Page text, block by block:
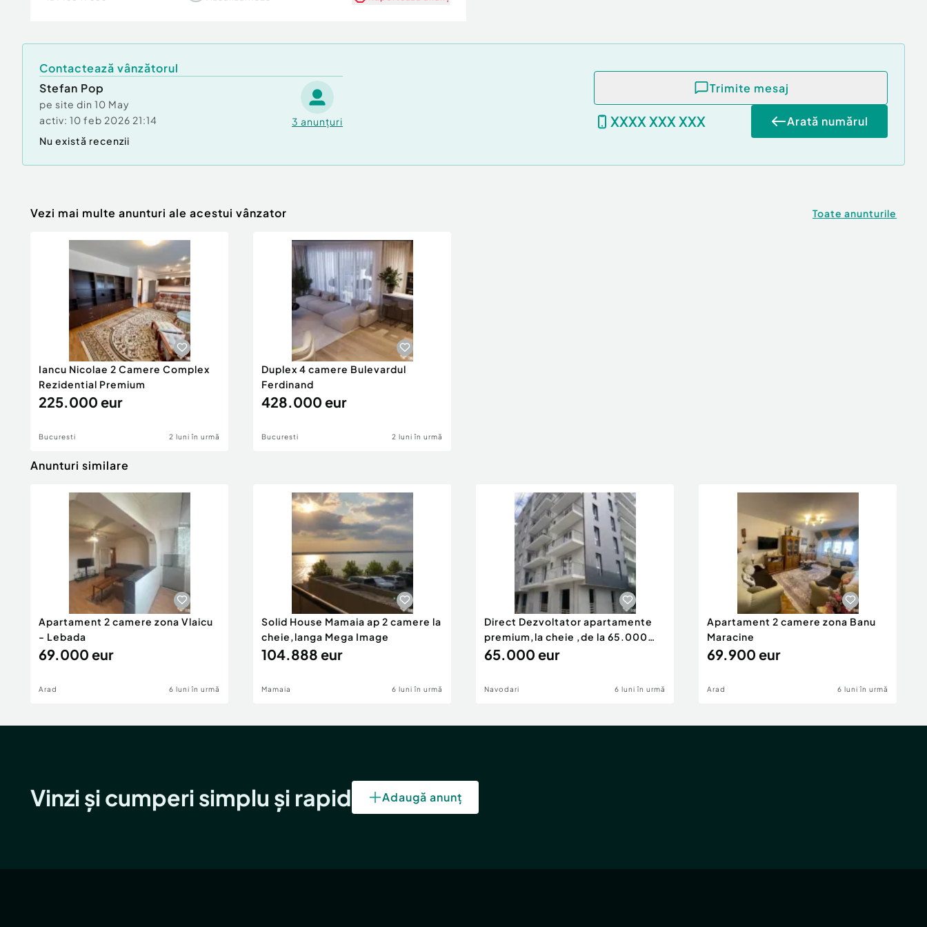
Posibilitate parcare: Da
Contactează vânzătorul
Stefan Pop
pe site din 10 May
activ: 10 feb 2026 21:14 3 anunțuri
Nu există recenzii
Trimite mesaj
XXXX XXX XXX Arată numărul
Vezi mai multe anunturi ale acestui vânzator Toate anunturile
Iancu Nicolae 2 Camere Complex
Rezidential Premium
225.000 eur
Bucuresti 2 luni în urmă
Duplex 4 camere Bulevardul
Ferdinand
428.000 eur
Bucuresti 2 luni în urmă
Anunturi similare
Apartament 2 camere zona Vlaicu
- Lebada
69.000 eur
Arad 6 luni în urmă
Solid House Mamaia ap 2 camere la
cheie,langa Mega Image
104.888 eur
Mamaia 6 luni în urmă
Direct Dezvoltator apartamente
premium,la cheie ,de la 65.000
eur
65.000 eur
Navodari 6 luni în urmă
Apartament 2 camere zona Banu
Maracine
69.900 eur
Arad 6 luni în urmă
Vinzi și cumperi simplu și rapid Adaugă anunț